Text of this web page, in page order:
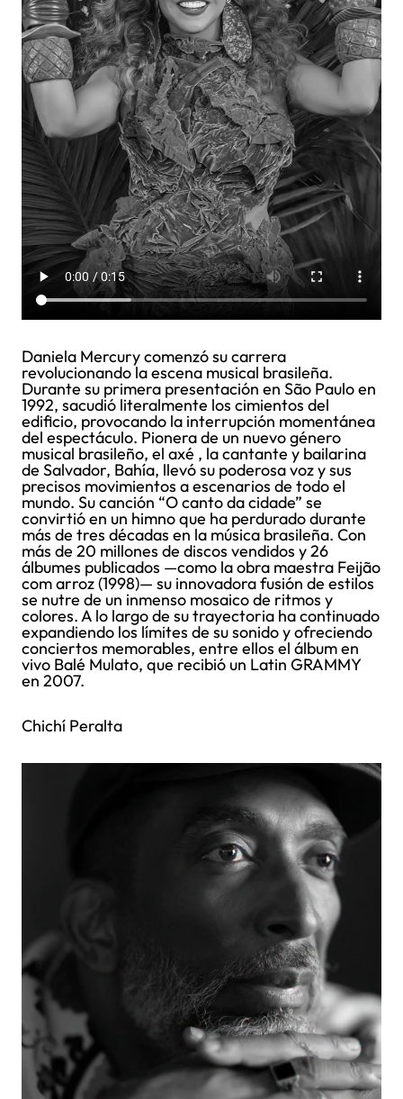
Daniela Mercury comenzó su carrera
revolucionando la escena musical brasileña.
Durante su primera presentación en São Paulo en
1992, sacudió literalmente los cimientos del
edificio, provocando la interrupción momentánea
del espectáculo. Pionera de un nuevo género
musical brasileño, el axé , la cantante y bailarina
de Salvador, Bahía, llevó su poderosa voz y sus
precisos movimientos a escenarios de todo el
mundo. Su canción “O canto da cidade” se
convirtió en un himno que ha perdurado durante
más de tres décadas en la música brasileña. Con
más de 20 millones de discos vendidos y 26
álbumes publicados —como la obra maestra Feijão
com arroz (1998)— su innovadora fusión de estilos
se nutre de un inmenso mosaico de ritmos y
colores. A lo largo de su trayectoria ha continuado
expandiendo los límites de su sonido y ofreciendo
conciertos memorables, entre ellos el álbum en
vivo Balé Mulato, que recibió un Latin GRAMMY
en 2007.
Chichí Peralta